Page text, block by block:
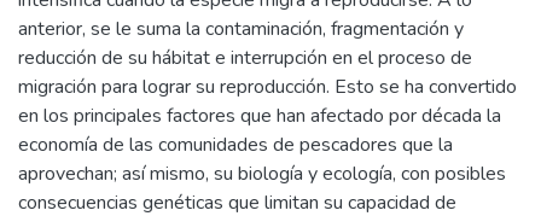
anterior, se le suma la contaminación, fragmentación y
reducción de su hábitat e interrupción en el proceso de
migración para lograr su reproducción. Esto se ha convertido
en los principales factores que han afectado por década la
economía de las comunidades de pescadores que la
aprovechan; así mismo, su biología y ecología, con posibles
consecuencias genéticas que limitan su capacidad de